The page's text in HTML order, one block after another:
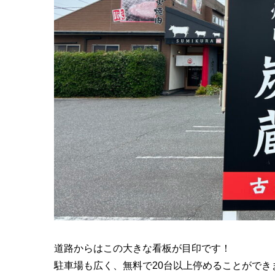
道路からはこの大きな看板が目印です！
駐車場も広く、無料で20台以上停めることができ